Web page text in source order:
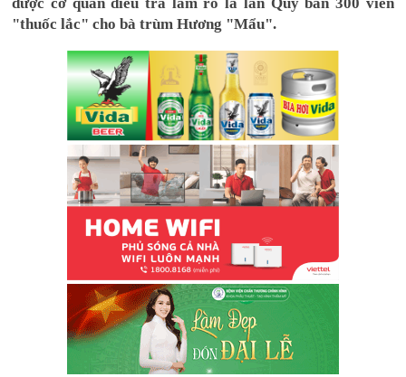
"thuốc lắc" cho bà trùm Hương "Mẩu".